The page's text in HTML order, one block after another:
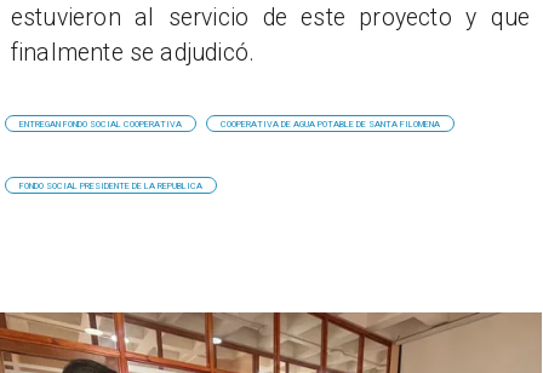
estuvieron al servicio de este proyecto y que
finalmente se adjudicó.
​ENTREGAN FONDO SOCIAL COOPERATIVA COOPERATIVA DE AGUA POTABLE DE SANTA FILOMENA
FONDO SOCIAL PRESIDENTE DE LA REPUBLICA